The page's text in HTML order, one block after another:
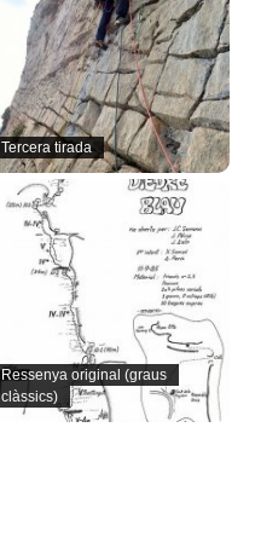
Tercera tirada
Ressenya original (graus
clàssics)